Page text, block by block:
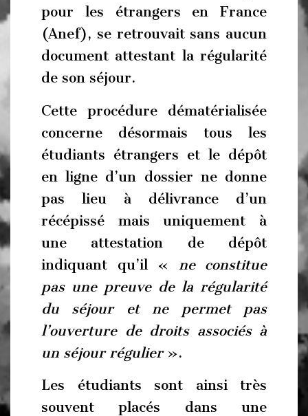
pour les étrangers en France
(Anef), se retrouvait sans aucun
document attestant la régularité
de son séjour.
Cette procédure dématérialisée
concerne désormais tous les
étudiants étrangers et le dépôt
en ligne d’un dossier ne donne
pas lieu à délivrance d’un
récépissé mais uniquement à
une attestation de dépôt
indiquant qu’il «
ne constitue
pas une preuve de la régularité
du séjour et ne permet pas
l’ouverture de droits associés à
un séjour régulier».
Les étudiants sont ainsi très
souvent placés dans une